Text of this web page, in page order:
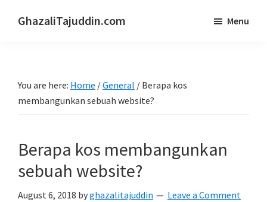
GhazaliTajuddin.com Menu
You are here: Home /General / Berapa kos
membangunkan sebuah website?
Berapa kos membangunkan
sebuah website?
August 6, 2018 byghazalitajuddin Leave a Comment